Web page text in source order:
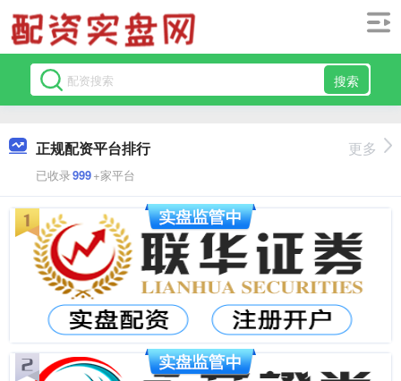
搜索
正规配资平台排行
已收录999+家平台
更多